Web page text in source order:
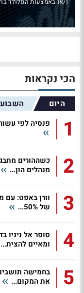
הכי נקראות
היום השבוע
1 פנסיה לפי עשור: מה
2
כשההורים
מנהלים הון...
3
וורן באפט: עם
של 50%...
4
סופר אל ניניו
ומאיים להצית...
5
בחמישה
את המקום...